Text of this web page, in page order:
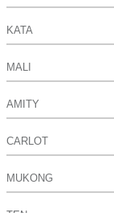
KATA
MALI
AMITY
CARLOT
MUKONG